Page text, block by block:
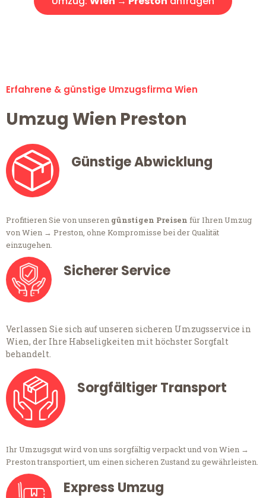
Erfahrene & günstige Umzugsfirma Wien
Umzug Wien Preston
Günstige Abwicklung
Profitieren Sie von unseren günstigen Preisen für Ihren Umzug
von Wien → Preston, ohne Kompromisse bei der Qualität
einzugehen.
Sicherer Service
Verlassen Sie sich auf unseren sicheren Umzugsservice in
Wien, der Ihre Habseligkeiten mit höchster Sorgfalt
behandelt.
Sorgfältiger Transport
Ihr Umzugsgut wird von uns sorgfältig verpackt und von Wien →
Preston transportiert, um einen sicheren Zustand zu gewährleisten.
Express Umzug